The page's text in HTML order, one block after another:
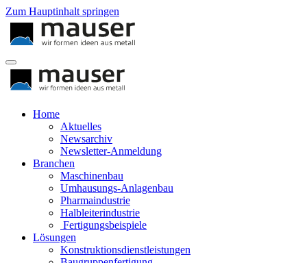
Zum Hauptinhalt springen
Home
Aktuelles
Newsarchiv
Newsletter-Anmeldung
Branchen
Maschinenbau
Umhausungs-Anlagenbau
Pharmaindustrie
Halbleiterindustrie
Fertigungsbeispiele
Lösungen
Konstruktionsdienstleistungen